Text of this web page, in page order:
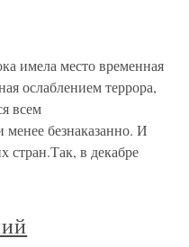
имела место временная
ослаблением террора,
всем
безнаказанно. И
стран.Так, в декабре